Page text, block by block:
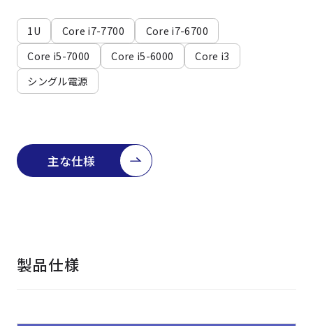
1U Core i7-7700
Core i7-6700
Core i5-7000
Core i5-6000
Core i3
シングル電源
主な仕様
製品仕様